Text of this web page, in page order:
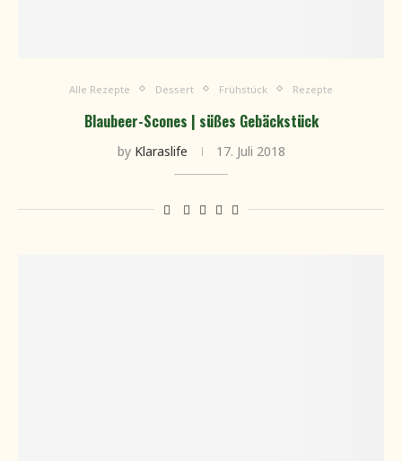
Alle Rezepte Dessert Frühstück Rezepte
Blaubeer-Scones | süßes Gebäckstück
by Klaraslife 17. Juli 2018